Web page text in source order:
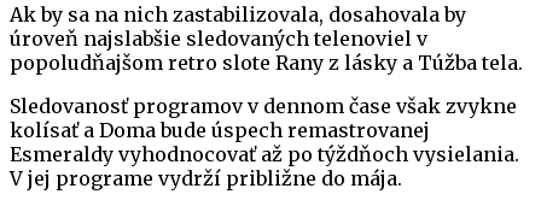
Ak by sa na nich zastabilizovala, dosahovala by
úroveň najslabšie sledovaných telenoviel v
popoludňajšom retro slote Rany z lásky a Túžba tela.
Sledovanosť programov v dennom čase však zvykne
kolísať a Doma bude úspech remastrovanej
Esmeraldy vyhodnocovať až po týždňoch vysielania.
V jej programe vydrží približne do mája.